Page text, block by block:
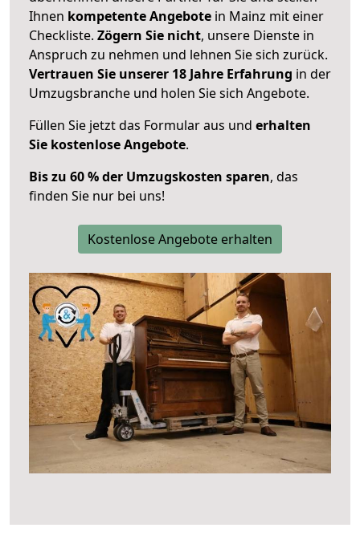
Ihnen kompetente Angebote in Mainz mit einer
Checkliste. Zögern Sie nicht, unsere Dienste in
Anspruch zu nehmen und lehnen Sie sich zurück.
Vertrauen Sie unserer 18 Jahre Erfahrung in der
Umzugsbranche und holen Sie sich Angebote.
Füllen Sie jetzt das Formular aus und erhalten
Sie kostenlose Angebote.
Bis zu 60 % der Umzugskosten sparen, das
finden Sie nur bei uns!
Kostenlose Angebote erhalten